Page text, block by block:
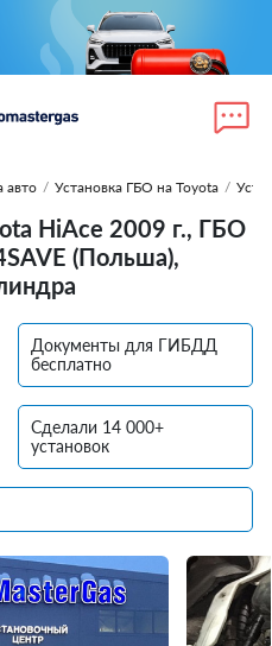
авто / Установка ГБО на Toyota /
HiAce 2009 г., ГБО
(Польша),
Документы для ГИБДД
бесплатно
Сделали 14 000+
установок